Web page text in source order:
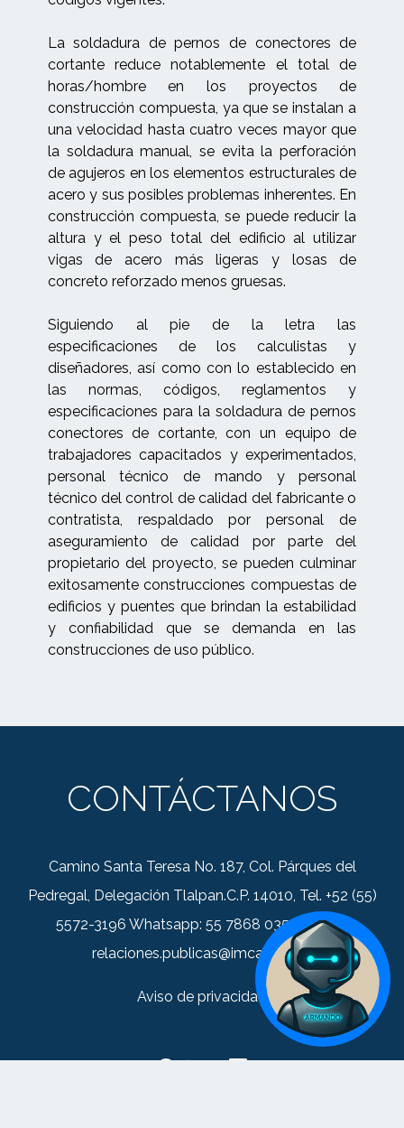
La soldadura de pernos de conectores de
cortante reduce notablemente el total de
horas/hombre en los proyectos de
construcción compuesta, ya que se instalan a
una velocidad hasta cuatro veces mayor que
la soldadura manual, se evita la perforación
de agujeros en los elementos estructurales de
acero y sus posibles problemas inherentes. En
construcción compuesta, se puede reducir la
altura y el peso total del edificio al utilizar
vigas de acero más ligeras y losas de
concreto reforzado menos gruesas.
Siguiendo al pie de la letra las
especificaciones de los calculistas y
diseñadores, así como con lo establecido en
las normas, códigos, reglamentos y
especificaciones para la soldadura de pernos
conectores de cortante, con un equipo de
trabajadores capacitados y experimentados,
personal técnico de mando y personal
técnico del control de calidad del fabricante o
contratista, respaldado por personal de
aseguramiento de calidad por parte del
propietario del proyecto, se pueden culminar
exitosamente construcciones compuestas de
edificios y puentes que brindan la estabilidad
y confiabilidad que se demanda en las
construcciones de uso público.
CONTÁCTANOS
Camino Santa Teresa No. 187, Col. Párques del
Pedregal, Delegación Tlalpan.C.P. 14010, Tel. +52 (55)
5572-3196 Whatsapp: 55 7868 0352 Correo:
relaciones.publicas@imca.org.mx
Aviso de privacidad